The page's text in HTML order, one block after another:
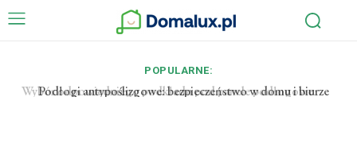
POPULARNE:
Podłogi antypoślizgowe: bezpieczeństwo w domu i biurze